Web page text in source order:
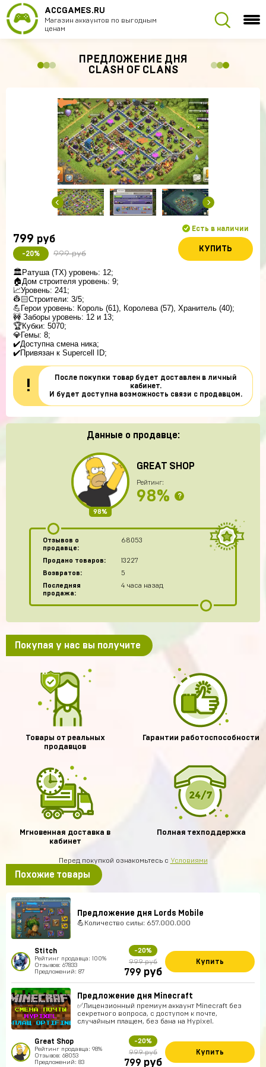
ACCGAMES.RU
Магазин аккаунтов по выгодным
ценам
ПРЕДЛОЖЕНИЕ ДНЯ
CLASH OF CLANS
799 руб
-20% 999 руб
Есть в наличии
КУПИТЬ
🏛Ратуша (ТХ) уровень: 12;
🏠Дом строителя уровень: 9;
📈Уровень: 241;
👷🏻Строители: 3/5;
💪Герои уровень: Король (61), Королева (57), Хранитель (40);
🚧 Заборы уровень: 12 и 13;
🏆Кубки: 5070;
💎Гемы: 8;
✔️Доступна смена ника;
✔️Привязан к Supercell ID;
!
После покупки товар будет доставлен в личный
кабинет.
И будет доступна возможность связи с продавцом.
Данные о продавце:
98%
GREAT SHOP
Рейтинг:
98% ?
Отзывов о
продавце:
68053
Продано товаров:
13227
Возвратов:
5
Последняя
продажа:
4 часа назад
Покупая у нас вы получите
Товары от реальных
продавцов
Гарантии работоспособности
Мгновенная доставка в
кабинет
Полная техподдержка
Перед покупкой ознакомьтесь с Условиями
Похожие товары
Предложение дня Lords Mobile
💪Количество силы: 657.000.000
Stitch
Рейтинг продавца: 100%
Отзывов: 67833
Предложений: 87
-20%
999 руб
799 руб
Купить
Предложение дня Minecraft
✅Лицензионный премиум аккаунт Minecraft без
секретного вопроса, с доступом к почте,
случайным плащем, без бана на Hypixel.
Great Shop
Рейтинг продавца: 98%
Отзывов: 68053
Предложений: 83
-20%
999 руб
799 руб
Купить